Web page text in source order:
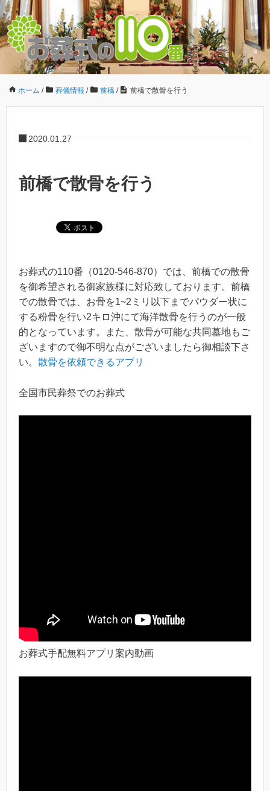
ホーム / 葬儀情報 / 前橋 / 前橋で散骨を行う
2020.01.27
前橋で散骨を行う
お葬式の110番（0120-546-870）では、前橋での散骨
を御希望される御家族様に対応致しております。前橋
での散骨では、お骨を1~2ミリ以下までパウダー状に
する粉骨を行い2キロ沖にて海洋散骨を行うのが一般
的となっています。また、散骨が可能な共同墓地もご
ざいますので御不明な点がございましたら御相談下さ
い。 散骨を依頼できるアプリ
全国市民葬祭でのお葬式
お葬式手配無料アプリ案内動画